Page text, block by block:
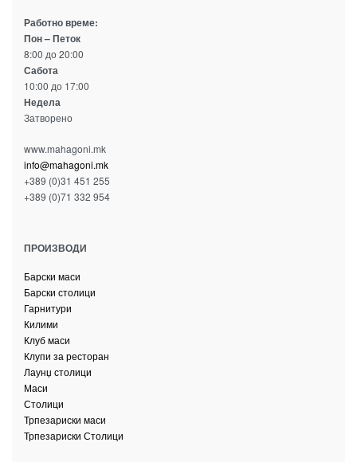
Работно време:
Пон – Петок
8:00 до 20:00
Сабота
10:00 до 17:00
Недела
Затворено
www.mahagoni.mk
info@mahagoni.mk
+389 (0)31 451 255
+389 (0)71 332 954
ПРОИЗВОДИ
Барски маси
Барски столици
Гарнитури
Килими
Клуб маси
Клупи за ресторан
Лаунџ столици
Маси
Столици
Трпезариски маси
Трпезариски Столици